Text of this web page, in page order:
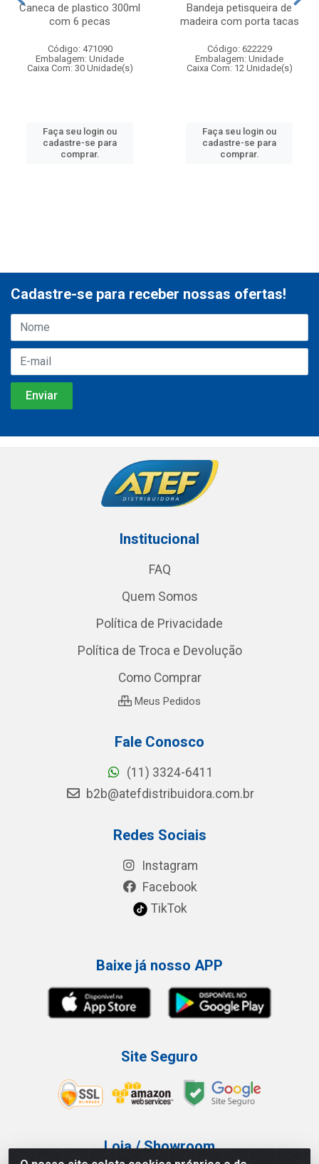
Caneca de plastico 300ml
com 6 pecas
Código: 471090
Embalagem: Unidade
Caixa Com: 30 Unidade(s)
Faça seu login ou
cadastre-se para
comprar.
Bandeja petisqueira de
madeira com porta tacas
Código: 622229
Embalagem: Unidade
Caixa Com: 12 Unidade(s)
Faça seu login ou
cadastre-se para
comprar.
Cadastre-se para receber nossas ofertas!
Institucional
FAQ
Quem Somos
Política de Privacidade
Política de Troca e Devolução
Como Comprar
Meus Pedidos
Fale Conosco
(11) 3324-6411
b2b@atefdistribuidora.com.br
Redes Sociais
Instagram
Facebook
TikTok
Baixe já nosso APP
Site Seguro
Loja / Showroom